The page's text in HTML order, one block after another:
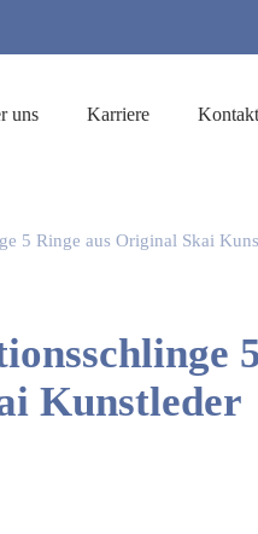
uns Karriere Kontakt
5 Ringe aus Original Skai
Kunstleder